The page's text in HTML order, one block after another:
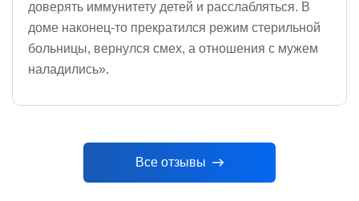
доверять иммунитету детей и расслабляться. В
доме наконец-то прекратился режим стерильной
больницы, вернулся смех, а отношения с мужем
наладились».
Все отзывы